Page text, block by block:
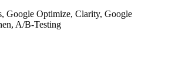
Google Optimize, Clarity, Google
A/B-Testing